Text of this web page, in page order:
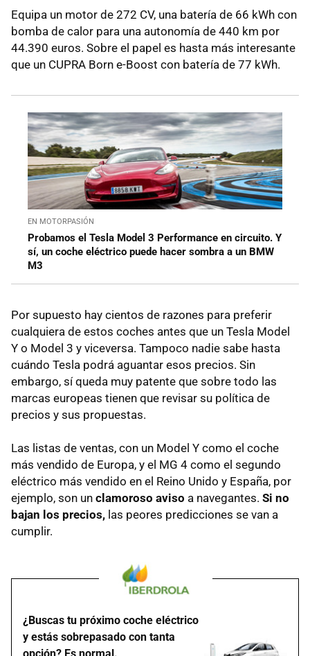
Equipa un motor de 272 CV, una batería de 66 kWh con
bomba de calor para una autonomía de 440 km por
44.390 euros. Sobre el papel es hasta más interesante
que un CUPRA Born e-Boost con batería de 77 kWh.
EN MOTORPASIÓN
Probamos el Tesla Model 3 Performance en circuito. Y
sí, un coche eléctrico puede hacer sombra a un BMW
M3
Por supuesto hay cientos de razones para preferir
cualquiera de estos coches antes que un Tesla Model
Y o Model 3 y viceversa. Tampoco nadie sabe hasta
cuándo Tesla podrá aguantar esos precios. Sin
embargo, sí queda muy patente que sobre todo las
marcas europeas tienen que revisar su política de
precios y sus propuestas.
Las listas de ventas, con un Model Y como el coche
más vendido de Europa, y el MG 4 como el segundo
eléctrico más vendido en el Reino Unido y España, por
ejemplo, son un clamoroso aviso a navegantes. Si no
bajan los precios, las peores predicciones se van a
cumplir.
¿Buscas tu próximo coche eléctrico
y estás sobrepasado con tanta
opción? Es normal.